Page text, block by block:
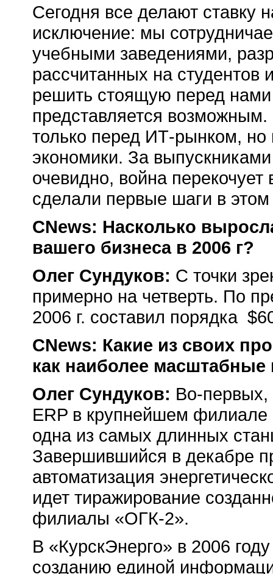
Сегодня все делают ставку
исключение: мы
учебными заведениями,
рассчитанных на
решить стоящую перед
представляется
только перед ИТ-рынком,
экономики. За
очевидно, война
сделали первые шаги в
CNews: Насколько
вашего бизнеса в 2006 г?
Олег Сундуков: С точки
примерно на четверть. По
2006 г. составил порядка
CNews: Какие из своих
как наиболее
Олег Сундуков: Во-первых,
ERP в крупнейшем
одна из самых длинных
Завершившийся в декабре
автоматизация
идет тиражирование
филиалы «ОГК-2».
В «КурскЭнерго» в 2006
созданию единой